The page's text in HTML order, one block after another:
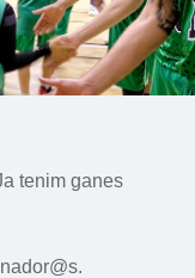
tenim ganes